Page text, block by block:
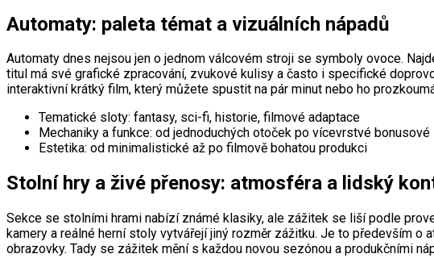
Automaty: paleta témat a vizuálních nápadů
Automaty dnes nejsou jen o jednom válcovém stroji se symboly ovoce.
titul má své grafické zpracování, zvukové kulisy a často i specifické
interaktivní krátký film, který můžete spustit na pár minut nebo ho
Tematické sloty: fantasy, sci-fi, historie, filmové adaptace
Mechaniky a funkce: od jednoduchých otoček po vícevrstvé bonusové
Estetika: od minimalistické až po filmově bohatou produkci
Stolní hry a živé přenosy: atmosféra a lidský
Sekce se stolními hrami nabízí známé klasiky, ale zážitek se liší podle
kamery a reálné herní stoly vytvářejí jiný rozměr zážitku. Je to především
obrazovky. Tady se zážitek mění s každou novou sezónou a produkčními